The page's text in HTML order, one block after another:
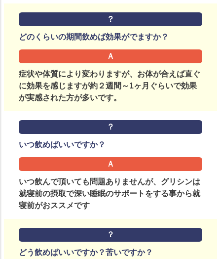
どのくらいの期間飲めば効果がでますか？
症状や体質により変わりますが、お体が合えば直ぐ
に効果を感じますが約２週間～1ヶ月ぐらいで効果
が実感された方が多いです。
いつ飲めばいいですか？
いつ飲んで頂いても問題ありませんが、グリシンは
就寝前の摂取で深い睡眠のサポートをする事から就
寝前がおススメです
どう飲めばいいですか？苦いですか？